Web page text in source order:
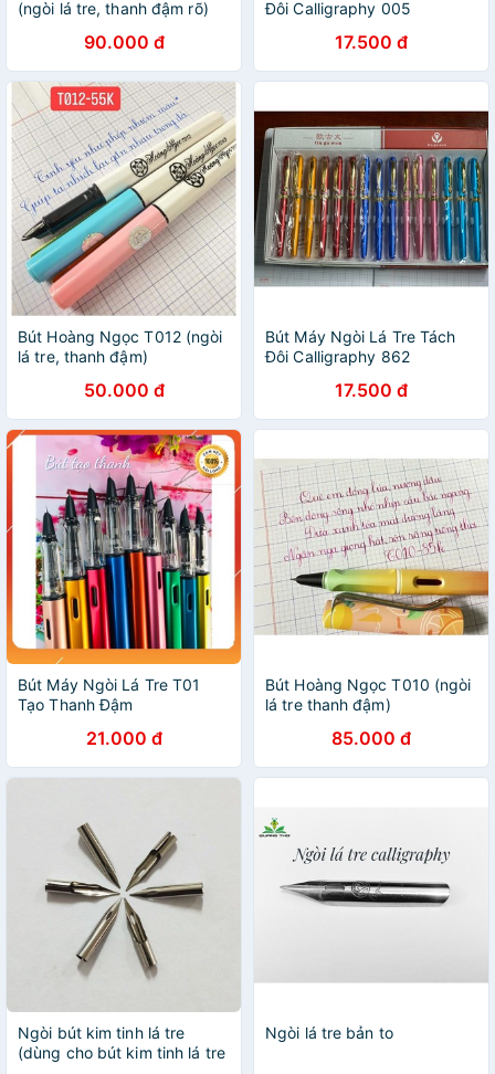
(ngòi lá tre, thanh đậm rõ)
90.000 đ
Đôi Calligraphy 005
17.500 đ
Bút Hoàng Ngọc T012 (ngòi
lá tre, thanh đậm)
50.000 đ
Bút Máy Ngòi Lá Tre Tách
Đôi Calligraphy 862
17.500 đ
Bút Máy Ngòi Lá Tre T01
Tạo Thanh Đậm
21.000 đ
Bút Hoàng Ngọc T010 (ngòi
lá tre thanh đậm)
85.000 đ
Ngòi bút kim tinh lá tre
(dùng cho bút kim tinh lá tre
Ngòi lá tre bản to